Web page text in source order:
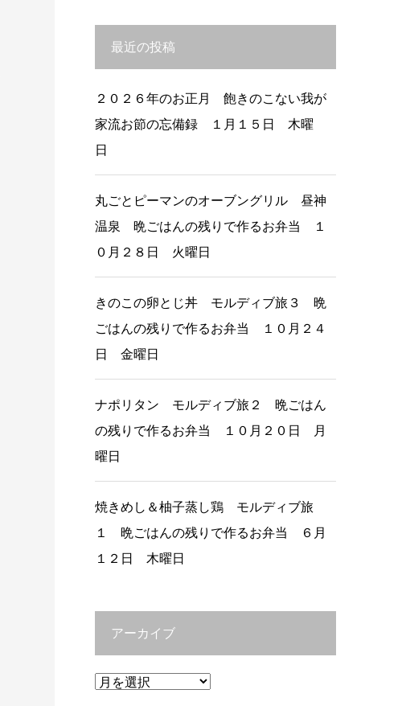
最近の投稿
２０２６年のお正月 飽きのこない我が
家流お節の忘備録 １月１５日 木曜
日
丸ごとピーマンのオーブングリル 昼神
温泉 晩ごはんの残りで作るお弁当 １
０月２８日 火曜日
きのこの卵とじ丼 モルディブ旅３ 晩
ごはんの残りで作るお弁当 １０月２４
日 金曜日
ナポリタン モルディブ旅２ 晩ごはん
の残りで作るお弁当 １０月２０日 月
曜日
焼きめし＆柚子蒸し鶏 モルディブ旅
１ 晩ごはんの残りで作るお弁当 ６月
１２日 木曜日
アーカイブ